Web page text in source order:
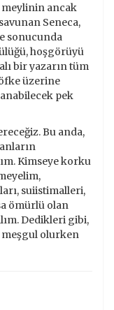
meylinin ancak
Seneca,
sonucunda
hoşgörüyü
bir yazarın tüm
üzerine
pek
Bu anda,
Kimseye korku
suiistimalleri,
ömürlü olan
Dedikleri gibi,
meşgul olurken